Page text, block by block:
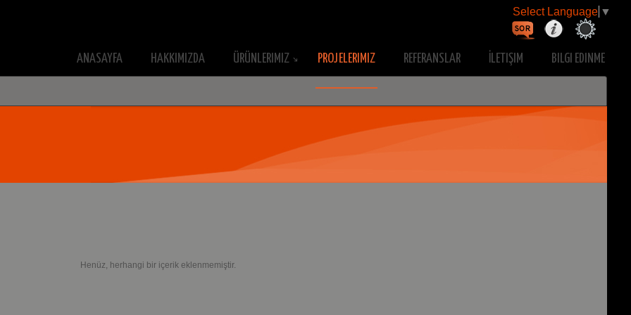
Select Language ▼
ANASAYFA HAKKIMIZDA ÜRÜNLERIMIZ PROJELERIMIZ REFERANSLAR İLETIŞIM BILGI EDINME
Henüz, herhangi bir içerik eklenmemiştir.